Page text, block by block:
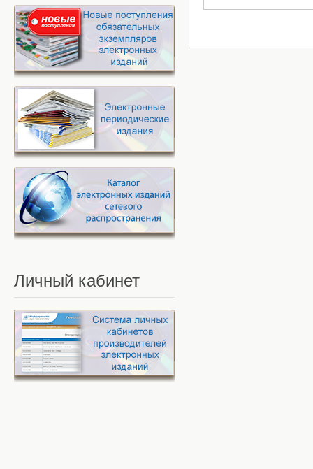
Личный кабинет